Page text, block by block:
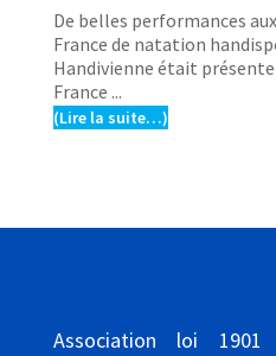
De belles performances
France de natation
Handivienne était
France ...
(Lire la suite…)
Association loi